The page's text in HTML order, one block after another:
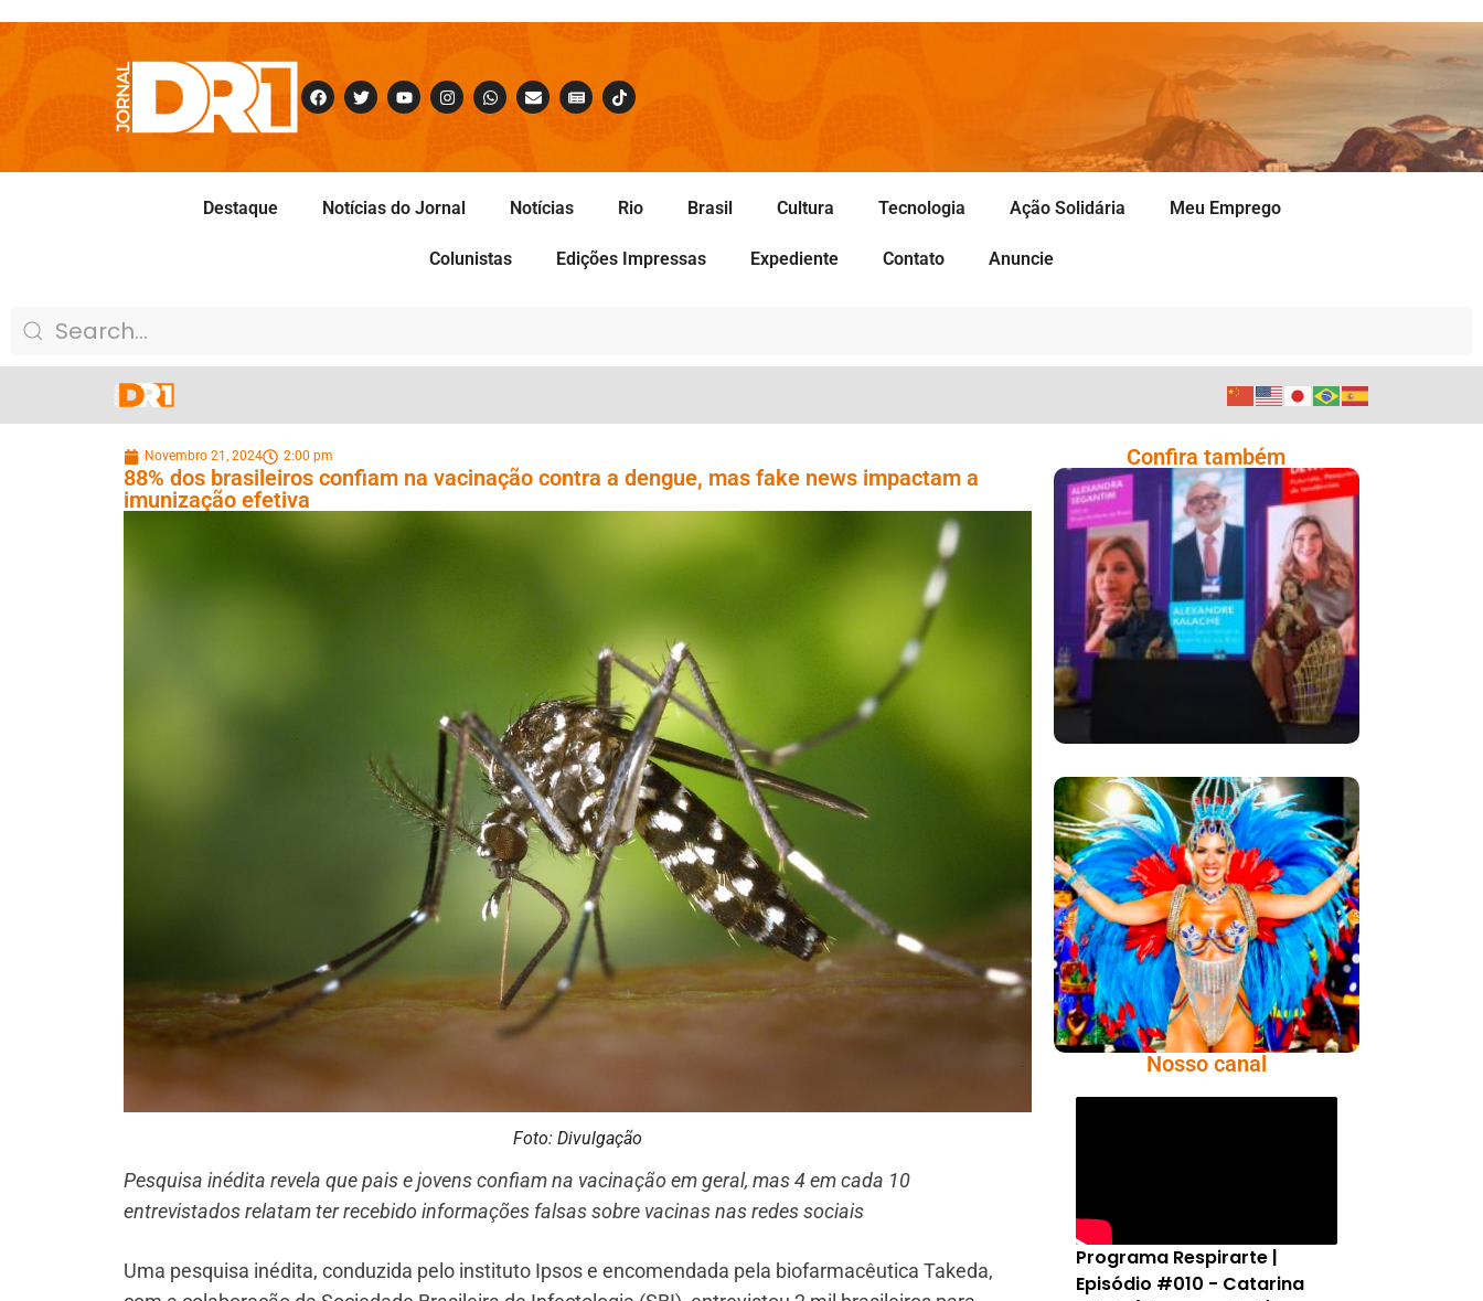
Destaque Notícias do Jornal Notícias Rio Brasil Cultura Tecnologia Ação Solidária Meu Emprego
Colunistas Edições Impressas Expediente Contato Anuncie
Novembro 21, 2024 2:00 pm
88% dos brasileiros confiam na vacinação contra a dengue, mas fake news impactam a
imunização efetiva
Foto: Divulgação
Pesquisa inédita revela que pais e jovens confiam na vacinação em geral, mas 4 em cada 10
entrevistados relatam ter recebido informações falsas sobre vacinas nas redes sociais
Uma pesquisa inédita, conduzida pelo instituto Ipsos e encomendada pela biofarmacêutica Takeda,
Confira também
Longevidade,
Inclusão E Futuro
Marcam Rio
Innovation Week
Dani Sant’Anna É
Confirmada Como
Rainha De Bateria Da
Independentes De
Olaria Para O
Carnaval 2027
Nosso canal
Programa Respirarte |
Episódio #010 - Catarina